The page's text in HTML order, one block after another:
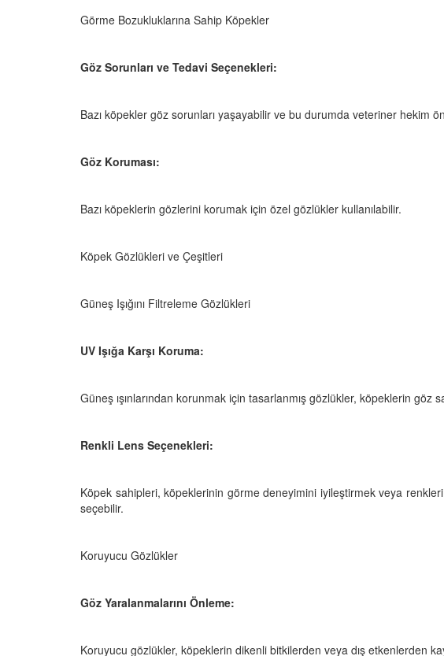
Görme Bozukluklarına Sahip Köpekler
Göz Sorunları ve Tedavi Seçenekleri:
Bazı köpekler göz sorunları yaşayabilir ve bu durumda veteriner hekim
Göz Koruması:
Bazı köpeklerin gözlerini korumak için özel gözlükler kullanılabilir.
Köpek Gözlükleri ve Çeşitleri
Güneş Işığını Filtreleme Gözlükleri
UV Işığa Karşı Koruma:
Güneş ışınlarından korunmak için tasarlanmış gözlükler, köpeklerin göz
Renkli Lens Seçenekleri:
Köpek sahipleri, köpeklerinin görme deneyimini iyileştirmek veya
seçebilir.
Koruyucu Gözlükler
Göz Yaralanmalarını Önleme:
Koruyucu gözlükler, köpeklerin dikenli bitkilerden veya dış etkenlerden
ve Etkili
19.10.2025
Sağlıklı Zayıflama Yöntemleri